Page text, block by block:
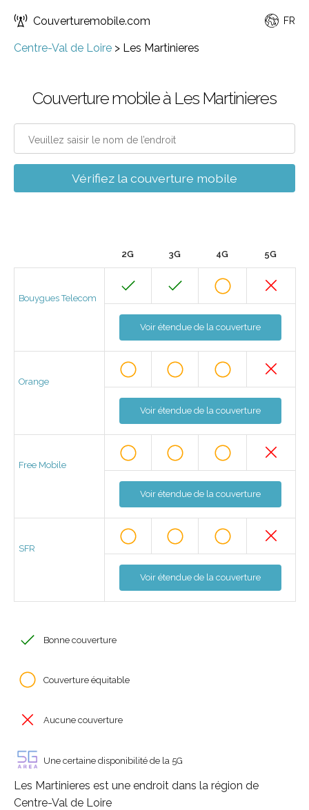
Couverturemobile.com FR
Centre-Val de Loire > Les Martinieres
Couverture mobile à Les Martinieres
Vérifiez la couverture mobile
2G 3G 4G 5G
Bouygues Telecom
Voir étendue de la couverture
Orange
Voir étendue de la couverture
Free Mobile
Voir étendue de la couverture
SFR
Voir étendue de la couverture
Bonne couverture
Couverture équitable
Aucune couverture
Une certaine disponibilité de la 5G
Les Martinieres est une endroit dans la région de
Centre-Val de Loire